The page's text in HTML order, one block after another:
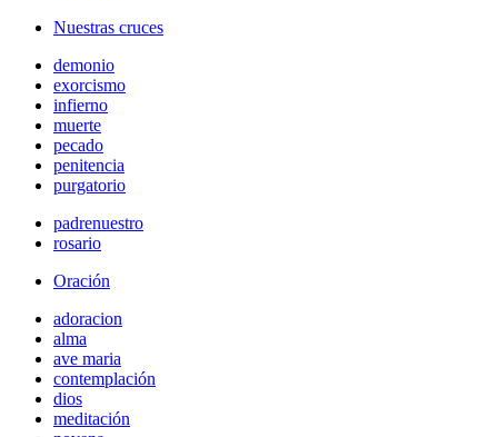
Nuestras cruces
demonio
exorcismo
infierno
muerte
pecado
penitencia
purgatorio
padrenuestro
rosario
Oración
adoracion
alma
ave maria
contemplación
dios
meditación